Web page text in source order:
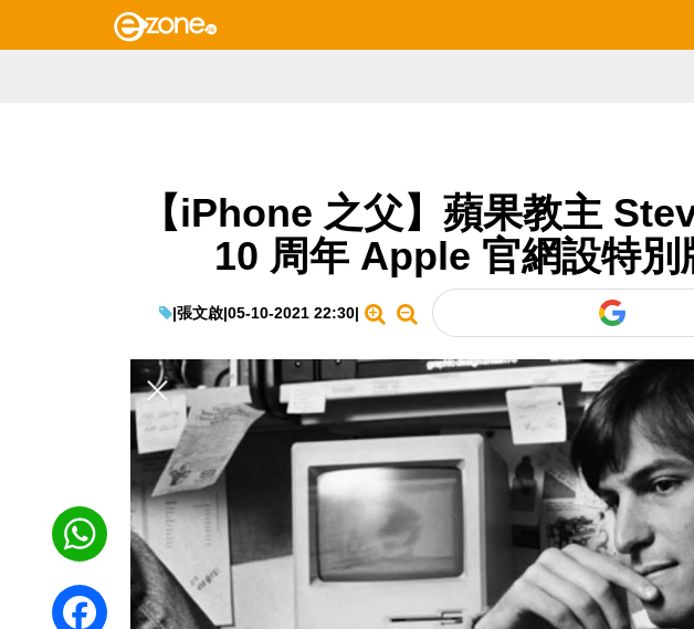
【iPhone 之父】蘋果教主
10 周年 Apple 官網設特別
|張文啟|05-10-2021 22:30|
WhatsApp